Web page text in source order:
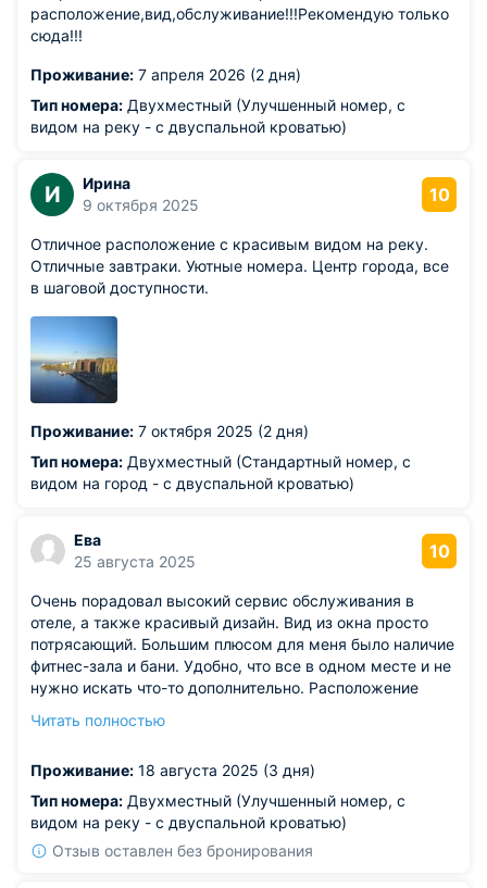
расположение,вид,обслуживание!!!Рекомендую только
сюда!!!
Проживание: 7 апреля 2026 (2 дня)
Тип номера: Двухместный (Улучшенный номер, с
видом на реку - с двуспальной кроватью)
И
Ирина
9 октября 2025
10
Отличное расположение с красивым видом на реку.
Отличные завтраки. Уютные номера. Центр города, все
в шаговой доступности.
Проживание: 7 октября 2025 (2 дня)
Тип номера: Двухместный (Стандартный номер, с
видом на город - с двуспальной кроватью)
Ева
25 августа 2025
10
Очень порадовал высокий сервис обслуживания в
отеле, а также красивый дизайн. Вид из окна просто
потрясающий. Большим плюсом для меня было наличие
фитнес-зала и бани. Удобно, что все в одном месте и не
нужно искать что-то дополнительно. Расположение
и вокзала просто шикарное. Если окажусь в
Спасибо!
Читать полностью
Проживание: 18 августа 2025 (3 дня)
Тип номера: Двухместный (Улучшенный номер, с
видом на реку - с двуспальной кроватью)
Отзыв оставлен без бронирования